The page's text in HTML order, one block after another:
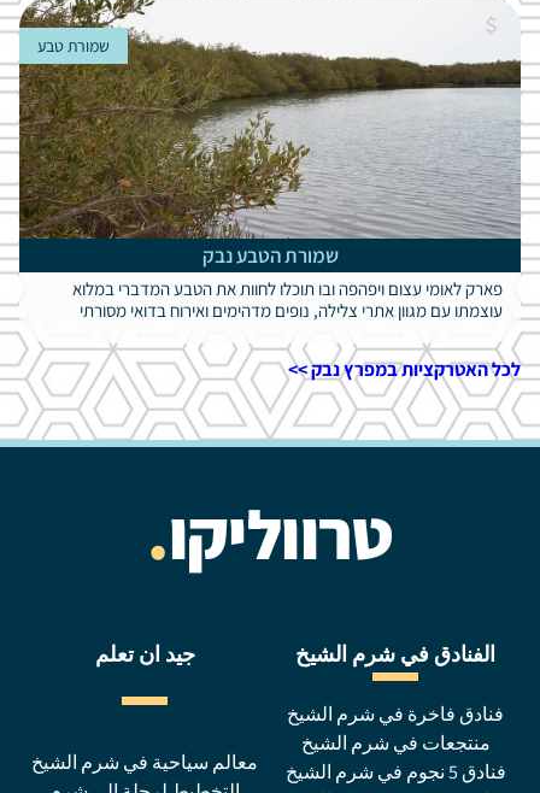
שמורת הטבע נבק
פארק לאומי עצום ויפהפה ובו תוכלו לחוות את הטבע המדברי במלוא
עוצמתו עם מגוון אתרי צלילה, נופים מדהימים ואירוח בדואי מסורתי
שמורת טבע
לכל האטרקציות במפרץ נבק >>
טרווליקו.
الفنادق في شرم الشيخ
فنادق فاخرة في شرم الشيخ
منتجعات في شرم الشيخ
فنادق 5 نجوم في شرم الشيخ
جيد ان تعلم
معالم سياحية في شرم الشيخ